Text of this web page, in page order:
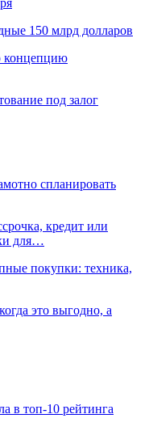
150 млрд долларов
концепцию
под залог
спланировать
кредит или
для…
покупки: техника,
это выгодно, а
в топ-10 рейтинга